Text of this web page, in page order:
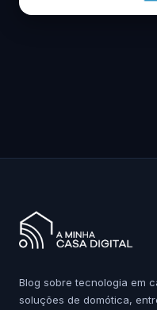
Blog sobre tecnologia em
soluções de domótica,